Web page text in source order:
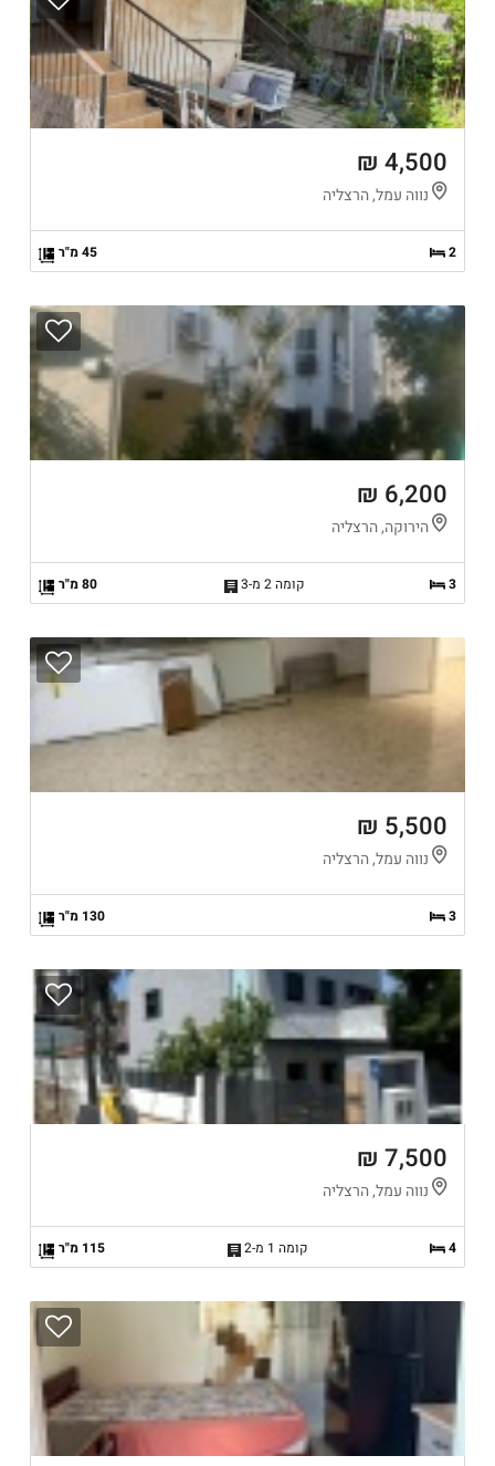
4,500 ₪
נווה עמל, הרצליה
2 45 מ"ר
6,200 ₪
הירוקה, הרצליה
3 קומה 2 מ-3 80 מ"ר
5,500 ₪
נווה עמל, הרצליה
3 130 מ"ר
7,500 ₪
נווה עמל, הרצליה
4 קומה 1 מ-2 115 מ"ר